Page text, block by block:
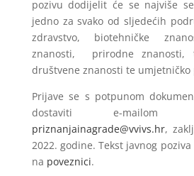
pozivu dodijelit će se najviše
jedno za svako od sljedećih
zdravstvo, biotehničke
znanosti,
prirodne znanosti,
društvene znanosti te umjetničko
Prijave se s potpunom
dostaviti e-
priznanjainagrade@vvivs.hr,
2022. godine. Tekst javnog
na poveznici.